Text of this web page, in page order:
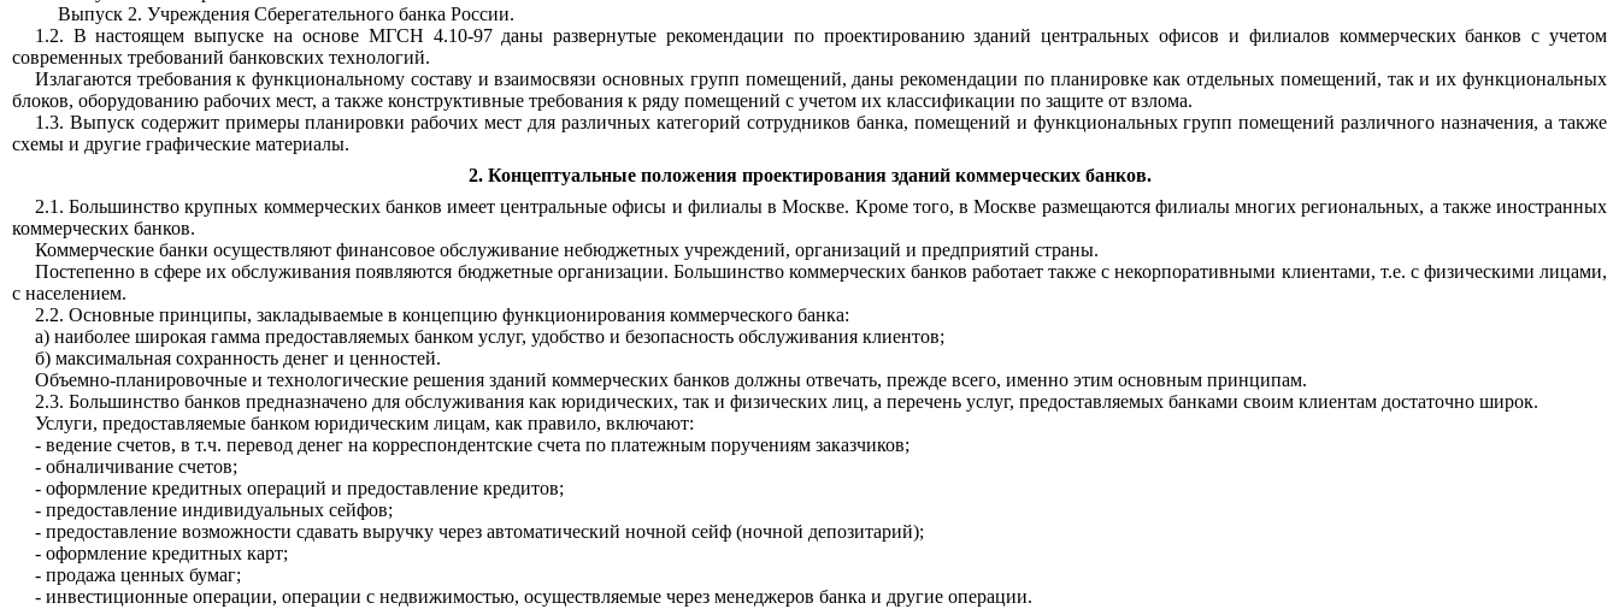
Выпуск 2. Учреждения Сберегательного банка России.
1.2. В настоящем выпуске на основе МГСН 4.10-97 даны развернутые рекомендации по проектированию зданий центральных офисов и филиалов коммерческих банков с учетом
современных требований банковских технологий.
Излагаются требования к функциональному составу и взаимосвязи основных групп помещений, даны рекомендации по планировке как отдельных помещений, так и их функциональных
блоков, оборудованию рабочих мест, а также конструктивные требования к ряду помещений с учетом их классификации по защите от взлома.
1.3. Выпуск содержит примеры планировки рабочих мест для различных категорий сотрудников банка, помещений и функциональных групп помещений различного назначения, а также
схемы и другие графические материалы.
2. Концептуальные положения проектирования зданий коммерческих банков.
2.1. Большинство крупных коммерческих банков имеет центральные офисы и филиалы в Москве. Кроме того, в Москве размещаются филиалы многих региональных, а также иностранных
коммерческих банков.
Коммерческие банки осуществляют финансовое обслуживание небюджетных учреждений, организаций и предприятий страны.
Постепенно в сфере их обслуживания появляются бюджетные организации. Большинство коммерческих банков работает также с некорпоративными клиентами, т.е. с физическими лицами,
с населением.
2.2. Основные принципы, закладываемые в концепцию функционирования коммерческого банка:
а) наиболее широкая гамма предоставляемых банком услуг, удобство и безопасность обслуживания клиентов;
б) максимальная сохранность денег и ценностей.
Объемно-планировочные и технологические решения зданий коммерческих банков должны отвечать, прежде всего, именно этим основным принципам.
2.3. Большинство банков предназначено для обслуживания как юридических, так и физических лиц, а перечень услуг, предоставляемых банками своим клиентам достаточно широк.
Услуги, предоставляемые банком юридическим лицам, как правило, включают:
- ведение счетов, в т.ч. перевод денег на корреспондентские счета по платежным поручениям заказчиков;
- обналичивание счетов;
- оформление кредитных операций и предоставление кредитов;
- предоставление индивидуальных сейфов;
- предоставление возможности сдавать выручку через автоматический ночной сейф (ночной депозитарий);
- оформление кредитных карт;
- продажа ценных бумаг;
- инвестиционные операции, операции с недвижимостью, осуществляемые через менеджеров банка и другие операции.